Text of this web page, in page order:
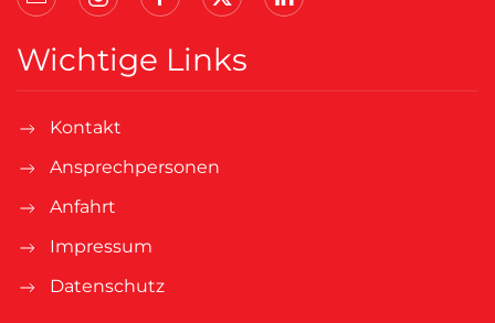
Wichtige Links
Kontakt
Ansprechpersonen
Anfahrt
Impressum
Datenschutz